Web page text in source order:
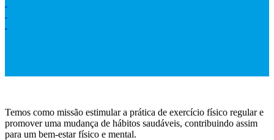
Temos como missão estimular a prática de exercício físico regular e
promover uma mudança de hábitos saudáveis, contribuindo assim
para um bem-estar físico e mental.